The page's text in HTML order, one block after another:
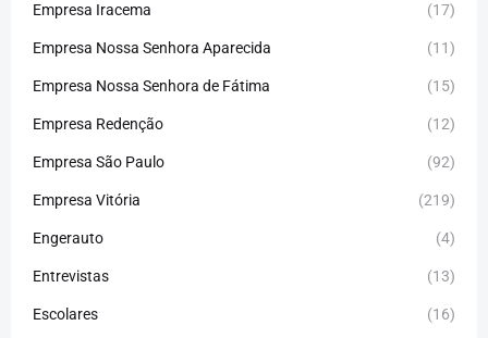
Empresa Iracema (17)
Empresa Nossa Senhora Aparecida (11)
Empresa Nossa Senhora de Fátima (15)
Empresa Redenção (12)
Empresa São Paulo (92)
Empresa Vitória (219)
Engerauto (4)
Entrevistas (13)
Escolares (16)